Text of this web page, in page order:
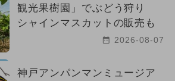
観光果樹園」でぶどう狩り
シャインマスカットの販売も
2026-08-07
神戸アンパンマンミュージア